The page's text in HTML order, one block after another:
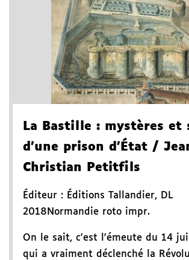
La Bastille : mystères et
d'une prison d'État /
Christian Petitfils
Éditeur : Éditions Tallandier, DL
2018 Normandie roto impr.
On le sait, c'est l'émeute du 14
qui a vraiment déclenché la